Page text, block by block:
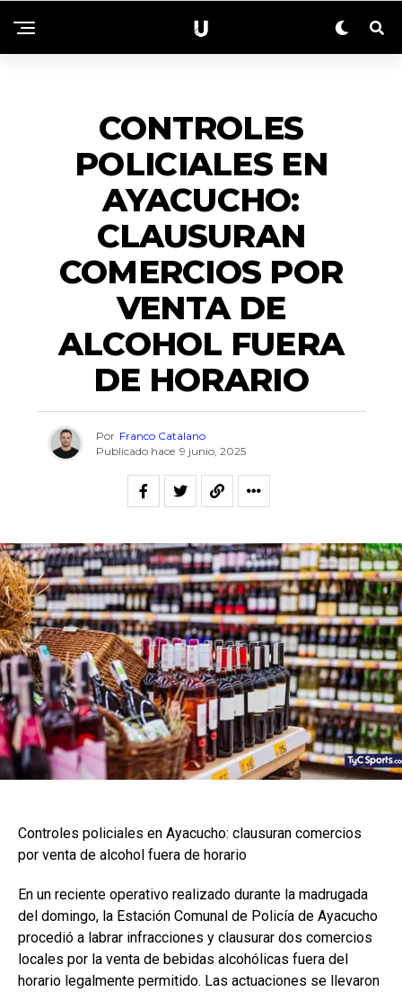
CONTROLES
POLICIALES EN
AYACUCHO:
CLAUSURAN
COMERCIOS POR
VENTA DE
ALCOHOL FUERA
DE HORARIO
Por Franco Catalano
Publicado hace 9 junio, 2025
Controles policiales en Ayacucho: clausuran comercios
por venta de alcohol fuera de horario
En un reciente operativo realizado durante la madrugada
del domingo, la Estación Comunal de Policía de Ayacucho
procedió a labrar infracciones y clausurar dos comercios
locales por la venta de bebidas alcohólicas fuera del
horario legalmente permitido. Las actuaciones se llevaron